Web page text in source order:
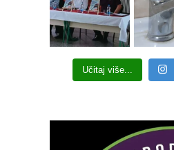
Učitaj više...